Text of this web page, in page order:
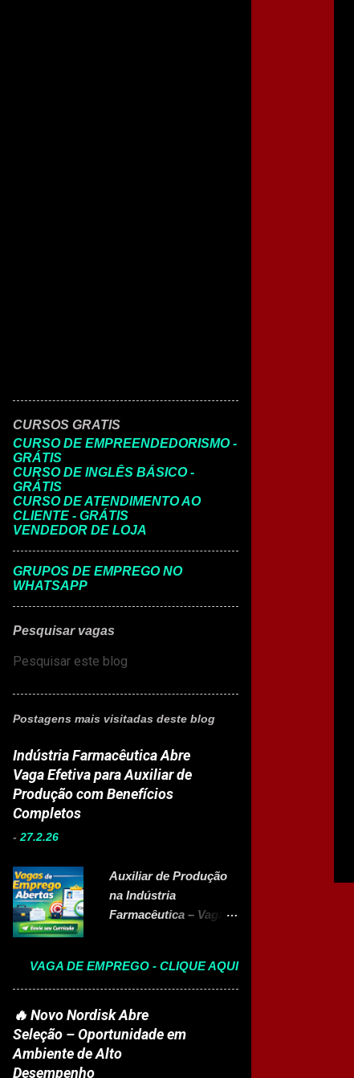
CURSOS GRATIS
CURSO DE EMPREENDEDORISMO -
GRÁTIS
CURSO DE INGLÊS BÁSICO -
GRÁTIS
CURSO DE ATENDIMENTO AO
CLIENTE - GRÁTIS
VENDEDOR DE LOJA
GRUPOS DE EMPREGO NO
WHATSAPP
Pesquisar vagas
Postagens mais visitadas deste blog
Indústria Farmacêutica Abre
Vaga Efetiva para Auxiliar de
Produção com Benefícios
Completos
-27.2.26
Auxiliar de Produção
na Indústria
Farmacêutica – Vaga
, multinacional
brasileira presente em
22 países e referência
no setor farmacêutico,
está com vaga aberta
VAGA DE EMPREGO - CLIQUE AQUI
🔥 Novo Nordisk Abre
Seleção – Oportunidade em
Ambiente de Alto
Desempenho